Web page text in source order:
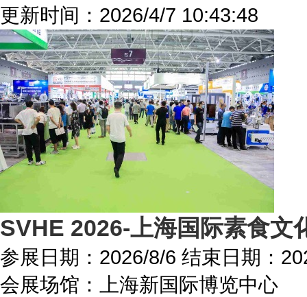
更新时间： 2026/4/7 10:43:48
SVHE 2026-上海国际素食文
参展日期： 2026/8/6 结束日期：
会展场馆：
上海新国际博览中心